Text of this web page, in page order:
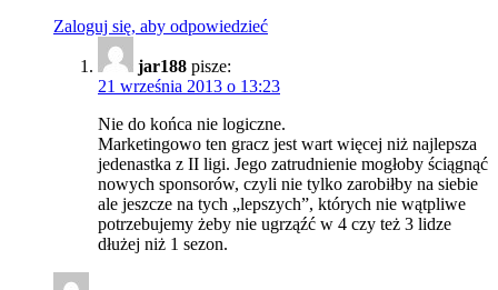
Zaloguj się, aby odpowiedzieć
jar188 pisze:
21 września 2013 o 13:23
Nie do końca nie logiczne.
Marketingowo ten gracz jest wart więcej niż najlepsza
jedenastka z II ligi. Jego zatrudnienie mogłoby ściągnąć
nowych sponsorów, czyli nie tylko zarobiłby na siebie
ale jeszcze na tych „lepszych”, których nie wątpliwe
potrzebujemy żeby nie ugrząźć w 4 czy też 3 lidze
dłużej niż 1 sezon.